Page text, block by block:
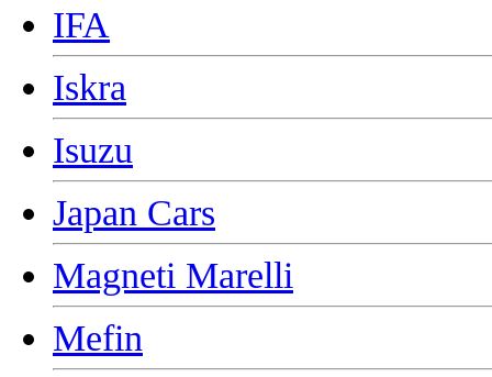
IFA
Iskra
Isuzu
Japan Cars
Magneti Marelli
Mefin